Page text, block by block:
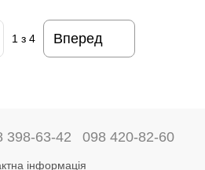
1з 4 Вперед
398-63-42 098 420-82-60
інформація